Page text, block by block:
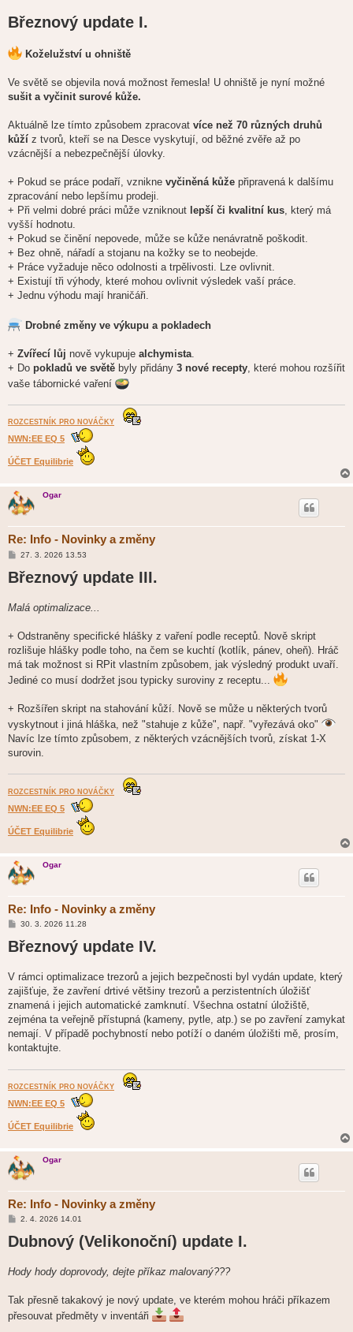
Březnový update I.
Koželužství u ohniště
Ve světě se objevila nová možnost řemesla! U ohniště je nyní možné
sušit a vyčinit surové kůže.
Aktuálně lze tímto způsobem zpracovat více než 70 různých druhů
kůží z tvorů, kteří se na Desce vyskytují, od běžné zvěře až po
vzácnější a nebezpečnější úlovky.
+ Pokud se práce podaří, vznikne vyčiněná kůže připravená k dalšímu
zpracování nebo lepšímu prodeji.
+ Při velmi dobré práci může vzniknout lepší či kvalitní kus , který má
vyšší hodnotu.
+ Pokud se činění nepovede, může se kůže nenávratně poškodit.
+ Bez ohně, nářadí a stojanu na kožky se to neobejde.
+ Práce vyžaduje něco odolnosti a trpělivosti. Lze ovlivnit.
+ Existují tři výhody, které mohou ovlivnit výsledek vaší práce.
+ Jednu výhodu mají hraničáři.
Drobné změny ve výkupu a pokladech
+ Zvířecí lůj nově vykupuje alchymista
+ Do pokladů ve světě byly přidány 3 nové recepty , které mohou rozšířit
vaše tábornické vaření
ROZCESTNÍK PRO NOVÁČKY
NWN:EE EQ 5
ÚČET Equilibrie
Ogar
Re: Info - Novinky a změny
P
í
s
v
27. 3. 2026 13.53
Březnový update III.
Malá optimalizace...
+ Odstraněny specifické hlášky z vaření podle receptů. Nově skript
rozlišuje hlášky podle toho, na čem se kuchtí (kotlík, pánev, oheň). Hráč
má tak možnost si RPit vlastním způsobem, jak výsledný produkt uvaří.
Jediné co musí dodržet jsou typicky suroviny z receptu...
+ Rozšířen skript na stahování kůží. Nově se může u některých tvorů
vyskytnout i jiná hláška, než "stahuje z kůže", např. "vyřezává oko"
Navíc lze tímto způsobem, z některých vzácnějších tvorů, získat 1-X
surovin.
ROZCESTNÍK PRO NOVÁČKY
NWN:EE EQ 5
ÚČET Equilibrie
Ogar
Re: Info - Novinky a změny
P
í
s
v
e
k
30. 3. 2026 11.28
Březnový update IV.
V rámci optimalizace trezorů a jejich bezpečnosti byl vydán update, který
zajišťuje, že zavření drtivé většiny trezorů a perzistentních úložišť
znamená i jejich automatické zamknutí. Všechna ostatní úložiště,
zejména ta veřejně přístupná (kameny, pytle, atp.) se po zavření zamykat
nemají. V případě pochybností nebo potíží o daném úložišti mě, prosím,
kontaktujte.
ROZCESTNÍK PRO NOVÁČKY
NWN:EE EQ 5
ÚČET Equilibrie
Ogar
Re: Info - Novinky a změny
P
í
s
v
k
2. 4. 2026 14.01
Dubnový (Velikonoční) update I.
Hody hody doprovody, dejte příkaz malovaný???
Tak přesně takakový je nový update, ve kterém mohou hráči příkazem
přesouvat předměty v inventáři